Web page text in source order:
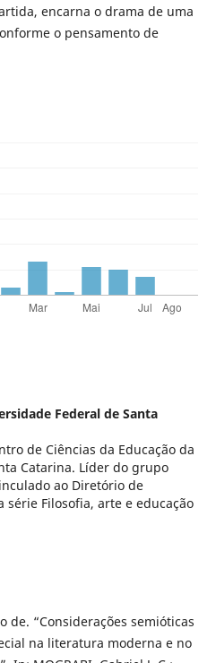
encarna o drama de uma
o pensamento de
Federal de Santa
de Ciências da Educação da
Catarina. Líder do grupo
ao Diretório de
série Filosofia, arte e educação
de. “Considerações semióticas
na literatura moderna e no